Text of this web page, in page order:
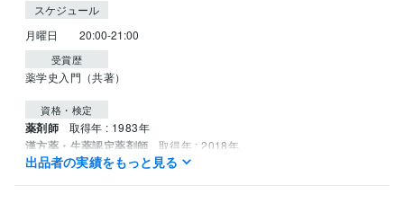
スケジュール
受賞歴
薬学史入門（共著）
資格・検定
薬剤師 取得年 : 1983年
漢方薬・生薬認定薬剤師 取得年 : 2018年
上級心理カウンセラー 取得年 : 2022年
アロマ検定（AEAJ)１級
出品者の実績をもっと見る